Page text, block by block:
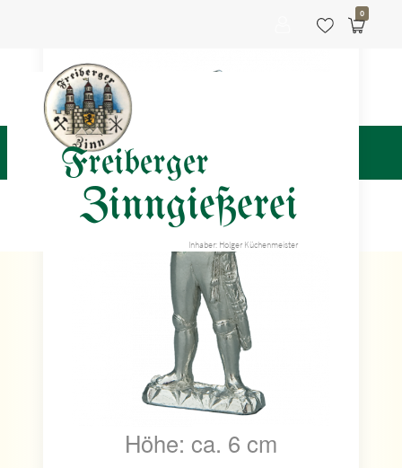
Freiberger
Zinngießerei
Inhaber: Holger Küchenmeister
0
Höhe: ca. 6 cm